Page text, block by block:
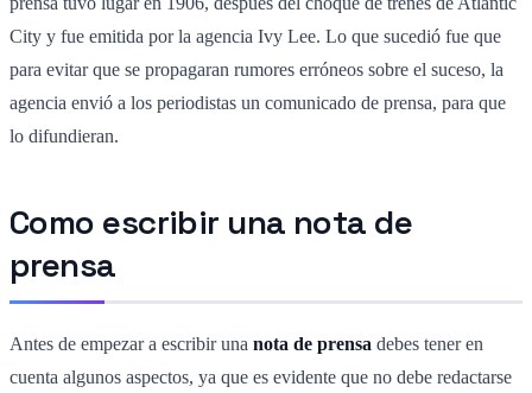
City y fue emitida por la agencia Ivy Lee. Lo que sucedió fue que
para evitar que se propagaran rumores erróneos sobre el suceso, la
agencia envió a los periodistas un comunicado de prensa, para que
lo difundieran.
Como escribir una nota de
prensa
Antes de empezar a escribir una nota de prensa debes tener en
cuenta algunos aspectos, ya que es evidente que no debe redactarse